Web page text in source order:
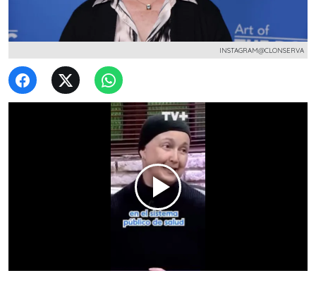
INSTAGRAM@CLONSERVA